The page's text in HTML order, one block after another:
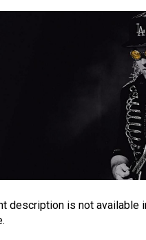
description is not available